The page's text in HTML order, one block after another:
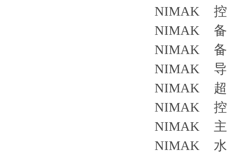
NIMAK
NIMAK 备
NIMAK
NIMAK
NIMAK
NIMAK
NIMAK 主
NIMAK